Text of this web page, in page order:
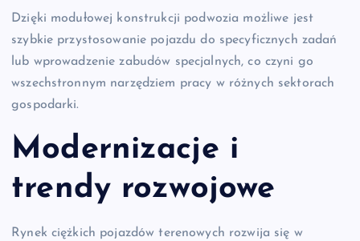
Dzięki modułowej konstrukcji podwozia możliwe jest
szybkie przystosowanie pojazdu do specyficznych zadań
lub wprowadzenie zabudów specjalnych, co czyni go
wszechstronnym narzędziem pracy w różnych sektorach
gospodarki.
Modernizacje i
trendy rozwojowe
Rynek ciężkich pojazdów terenowych rozwija się w